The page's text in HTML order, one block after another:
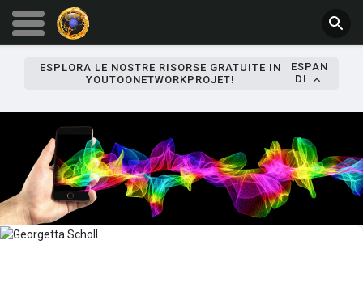
ESPLORA LE NOSTRE RISORSE GRATUITE IN
YOUTOONETWORKPROJET!
ESPAN
DI